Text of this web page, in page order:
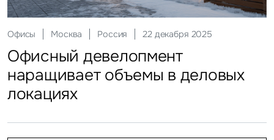
Офисы Москва Россия 22 декабря 2025
Офисный девелопмент
наращивает объемы в деловых
локациях
Склады Москва Россия 25 февраля 2026
Регионы приросли складами
Ритейл 03 апреля 2026
Кто продает на маркетплейсах
Гостиницы Москва Россия 19 мая 2026
Гости столицы идут на неделю
Инвесторы присмотрелись
к регионам